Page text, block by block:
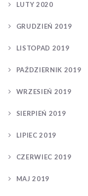
LUTY 2020
GRUDZIEŃ 2019
LISTOPAD 2019
PAŹDZIERNIK 2019
WRZESIEŃ 2019
SIERPIEŃ 2019
LIPIEC 2019
CZERWIEC 2019
MAJ 2019